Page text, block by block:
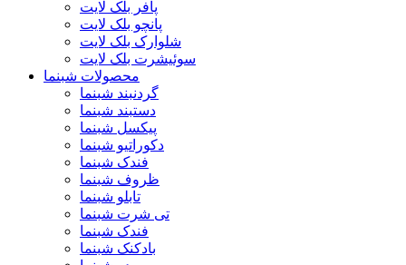
پافر بلک لایت
پانچو بلک لایت
شلوارک بلک لایت
سوئیشرت بلک لایت
محصولات شبنما
گردنبند شبنما
دستبند شبنما
پیکسل شبنما
دکوراتیو شبنما
فندک شبنما
ظروف شبنما
تابلو شبنما
تی شرت شبنما
فندک شبنما
بادکنک شبنما